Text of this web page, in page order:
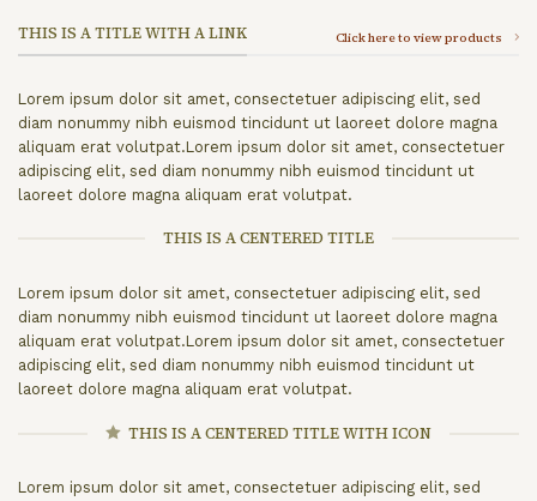
THIS IS A TITLE WITH A LINK Click here to view products
Lorem ipsum dolor sit amet, consectetuer adipiscing elit, sed
diam nonummy nibh euismod tincidunt ut laoreet dolore magna
aliquam erat volutpat.Lorem ipsum dolor sit amet, consectetuer
adipiscing elit, sed diam nonummy nibh euismod tincidunt ut
laoreet dolore magna aliquam erat volutpat.
THIS IS A CENTERED TITLE
Lorem ipsum dolor sit amet, consectetuer adipiscing elit, sed
diam nonummy nibh euismod tincidunt ut laoreet dolore magna
aliquam erat volutpat.Lorem ipsum dolor sit amet, consectetuer
adipiscing elit, sed diam nonummy nibh euismod tincidunt ut
laoreet dolore magna aliquam erat volutpat.
THIS IS A CENTERED TITLE WITH ICON
Lorem ipsum dolor sit amet, consectetuer adipiscing elit, sed